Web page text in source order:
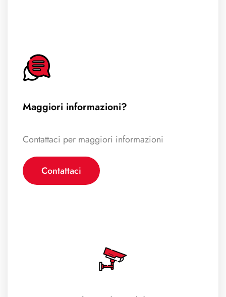
Maggiori informazioni?
Contattaci per maggiori informazioni
Contattaci